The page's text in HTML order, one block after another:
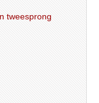
op een tweesprong